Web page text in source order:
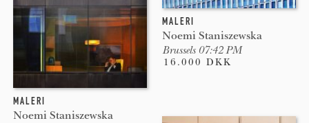
MALERI
Noemi Staniszewska
Brussels 07:42 PM
16.000 DKK
MALERI
Noemi Staniszewska